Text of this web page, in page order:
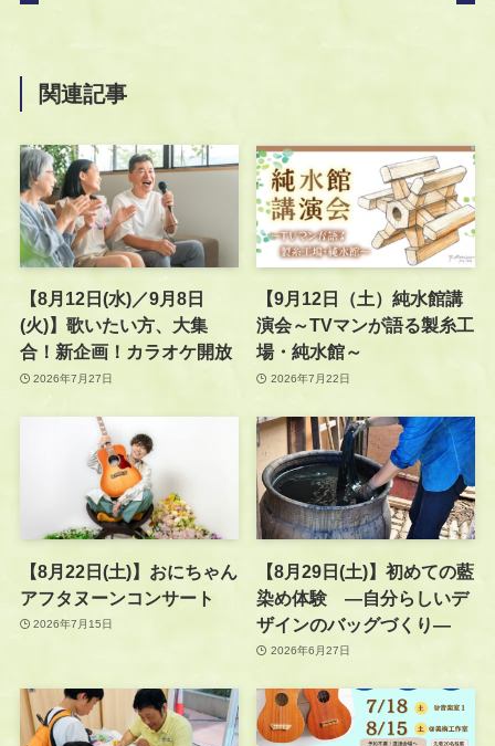
関連記事
【8月12日(水)／9月8日
(火)】歌いたい方、大集
合！新企画！カラオケ開放
2026年7月27日
【9月12日（土）純水館講
演会～TVマンが語る製糸工
場・純水館～
2026年7月22日
【8月22日(土)】おにちゃん
アフタヌーンコンサート
2026年7月15日
【8月29日(土)】初めての藍
染め体験 —自分らしいデ
ザインのバッグづくり—
2026年6月27日